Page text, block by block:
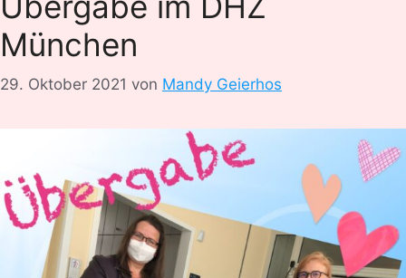
München
29. Oktober 2021 von Mandy Geierhos